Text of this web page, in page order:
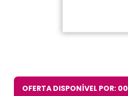
OFERTA DISPONÍVEL POR: 00